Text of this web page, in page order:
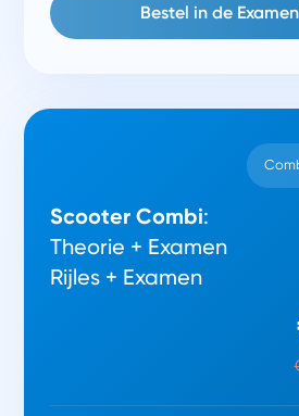
Bestel in de
Scooter Combi:
Theorie + Examen
Rijles + Examen